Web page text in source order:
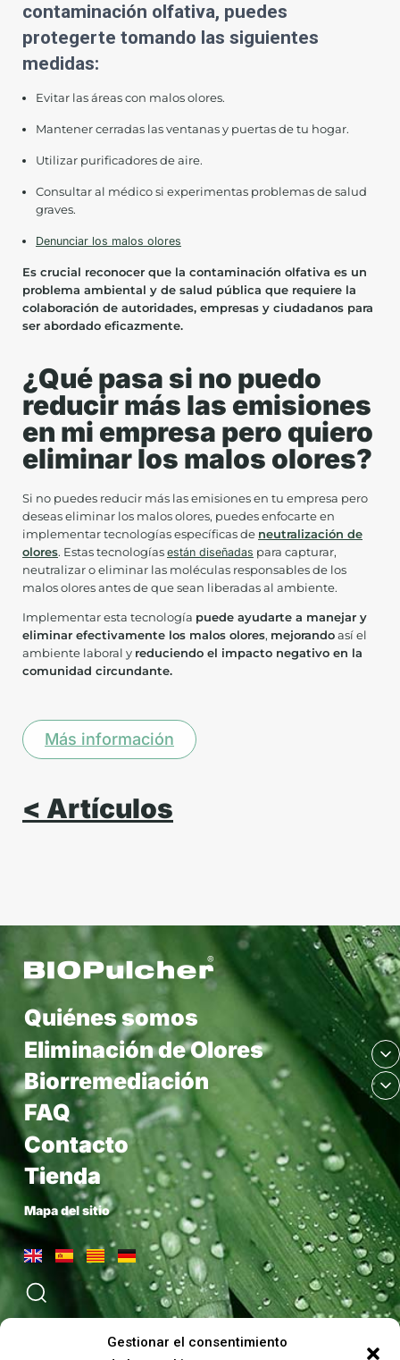
Gestionar el consentimiento
contaminación olfativa, puedes
protegerte tomando las siguientes
medidas:
Evitar las áreas con malos olores.
Mantener cerradas las ventanas y puertas de tu hogar.
Utilizar purificadores de aire.
Consultar al médico si experimentas problemas de salud
graves.
Denunciar los malos olores
Es crucial reconocer que la contaminación olfativa es un
problema ambiental y de salud pública que requiere la
colaboración de autoridades, empresas y ciudadanos para
ser abordado eficazmente.
¿Qué pasa si no puedo
reducir más las emisiones
en mi empresa pero quiero
eliminar los malos olores?
Si no puedes reducir más las emisiones en tu empresa pero
deseas eliminar los malos olores, puedes enfocarte en
implementar tecnologías específicas de neutralización de
olores. Estas tecnologías están diseñadas para capturar,
neutralizar o eliminar las moléculas responsables de los
malos olores antes de que sean liberadas al ambiente.
Implementar esta tecnología puede ayudarte a manejar y
eliminar efectivamente los malos olores, mejorando así el
ambiente laboral y reduciendo el impacto negativo en la
comunidad circundante.
Más información
< Artículos
Quiénes somos
Eliminación de Olores
Biorremediación
FAQ
Contacto
Tienda
Mapa del sitio